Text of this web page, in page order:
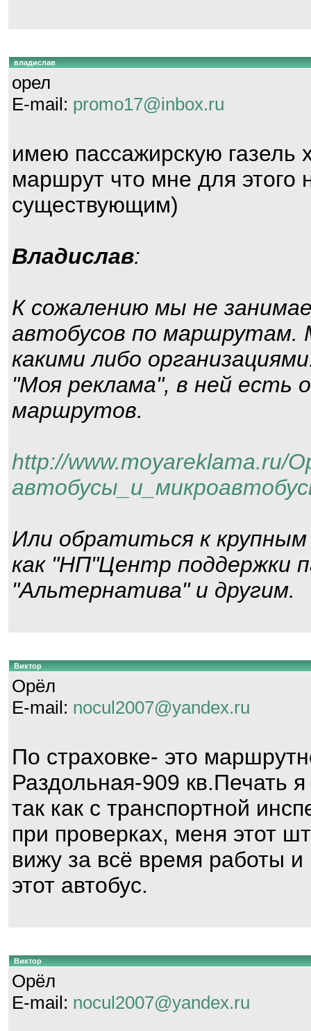
владислав
орел
E-mail: promo17@inbox.ru
имею пассажирскую газель
маршрут что мне для
существующим)
Владислав:
К сожалению мы не
автобусов по маршрутам.
какими либо
"Моя реклама", в ней есть
маршрутов.
http://www.moyareklama.ru/
Или обратиться к
как "НП"Центр поддержки
"Альтернатива" и другим.
Виктор
Орёл
E-mail: nocul2007@yandex.ru
По страховке- это
Раздольная-909 кв.Печать
так как с транспортной
при проверках, меня этот
вижу за всё время работы и
этот автобус.
Виктор
Орёл
E-mail: nocul2007@yandex.ru